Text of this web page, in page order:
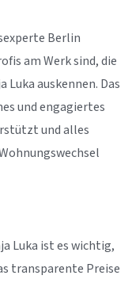
Berlin
am Werk sind, die
auskennen. Das
und engagiertes
und alles
Luka ist es wichtig,
transparente Preise